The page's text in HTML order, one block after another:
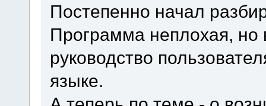
Постепенно начал
Программа неплохая, но
руководство
языке.